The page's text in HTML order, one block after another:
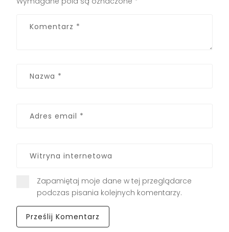
Zapamiętaj moje dane w tej przeglądarce
podczas pisania kolejnych komentarzy.